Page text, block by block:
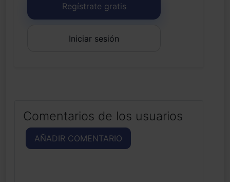
Regístrate gratis
Iniciar sesión
Comentarios de los usuarios
AÑADIR COMENTARIO